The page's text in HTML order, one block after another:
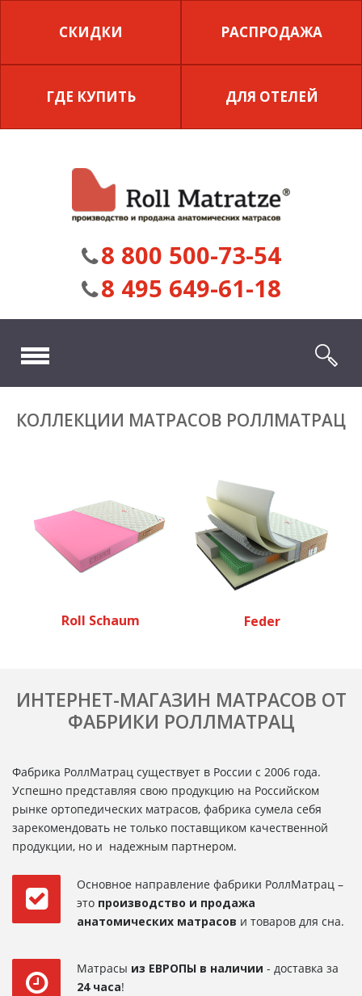
СКИДКИ РАСПРОДАЖА
ГДЕ КУПИТЬ ДЛЯ ОТЕЛЕЙ
8 800 500-73-54
8 495 649-61-18
КОЛЛЕКЦИИ МАТРАСОВ РОЛЛМАТРАЦ
Roll Schaum Feder
ИНТЕРНЕТ-МАГАЗИН МАТРАСОВ ОТ
ФАБРИКИ РОЛЛМАТРАЦ
Фабрика РоллМатрац существует в России с 2006 года.
Успешно представляя свою продукцию на Российском
рынке ортопедических матрасов, фабрика сумела себя
зарекомендовать не только поставщиком качественной
продукции, но и надежным партнером.
Основное направление фабрики РоллМатрац –
это производство и продажа
анатомических матрасов и товаров для сна.
Матрасы из ЕВРОПЫ в наличии - доставка за
24 часа!